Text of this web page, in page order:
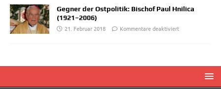
Gegner der Ostpolitik: Bischof Paul Hnilica
(1921–2006)
21. Februar 2018
Kommentare deaktiviert